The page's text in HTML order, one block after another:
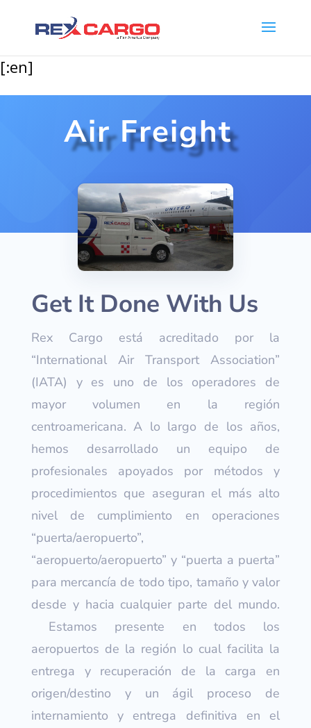
[:en]
Air Freight
Get It Done With Us
Rex Cargo está acreditado por la
“International Air Transport Association”
(IATA) y es uno de los operadores de
mayor volumen en la región
centroamericana. A lo largo de los años,
hemos desarrollado un equipo de
profesionales apoyados por métodos y
procedimientos que aseguran el más alto
nivel de cumplimiento en operaciones
“puerta/aeropuerto”,
“aeropuerto/aeropuerto” y “puerta a puerta”
para mercancía de todo tipo, tamaño y valor
desde y hacia cualquier parte del mundo.
Estamos presente en todos los
aeropuertos de la región lo cual facilita la
entrega y recuperación de la carga en
origen/destino y un ágil proceso de
internamiento y entrega definitiva en el